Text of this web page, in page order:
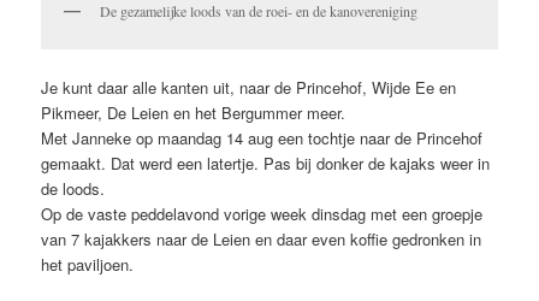
De gezamelijke loods van de roei- en de kanovereniging
Je kunt daar alle kanten uit, naar de Princehof, Wijde Ee en
Pikmeer, De Leien en het Bergummer meer.
Met Janneke op maandag 14 aug een tochtje naar de Princehof
gemaakt. Dat werd een latertje. Pas bij donker de kajaks weer in
de loods.
Op de vaste peddelavond vorige week dinsdag met een groepje
van 7 kajakkers naar de Leien en daar even koffie gedronken in
het paviljoen.